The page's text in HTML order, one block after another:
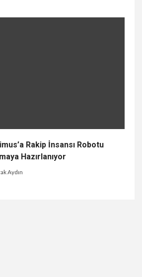
Rakip İnsansı Robotu
Hazırlanıyor
Aydın